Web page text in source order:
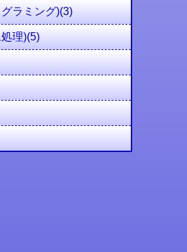
ラミング)(3)
理)(5)